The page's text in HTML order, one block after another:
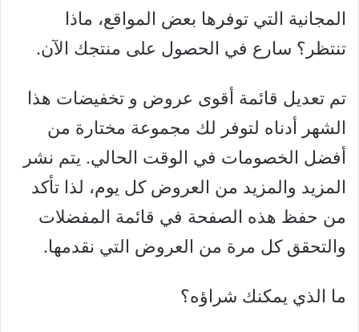
المجانية التي توفرها بعض المواقع، ماذا
تنتظر؟ سارع في الحصول على منتجك الآن.
تم تعديل قائمة أقوى عروض و تخفيضات هذا
الشهر أدناه لتوفر لك مجموعة مختارة من
أفضل الخصومات في الوقت الحالي. يتم نشر
المزيد والمزيد من العروض كل يوم، لذا تأكد
من حفظ هذه الصفحة في قائمة المفضلات
والتحقق كل مرة من العروض التي نقدمها.
ما الذي يمكنك شراؤه؟